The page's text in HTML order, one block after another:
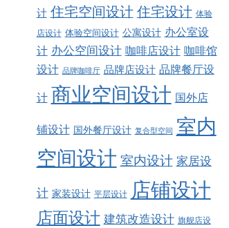
计 住宅空间设计 住宅设计 体验
店设计 体验空间设计 公寓设计 办公室设
计 办公空间设计 咖啡店设计 咖啡馆
设计 品牌咖啡厅 品牌店设计 品牌餐厅设
计 商业空间设计 国外店
铺设计 国外餐厅设计 复合型空间
室内
空间设计 室内设计 家居设
计 家装设计 平层设计 店铺设计
店面设计 建筑改造设计 旗舰店设